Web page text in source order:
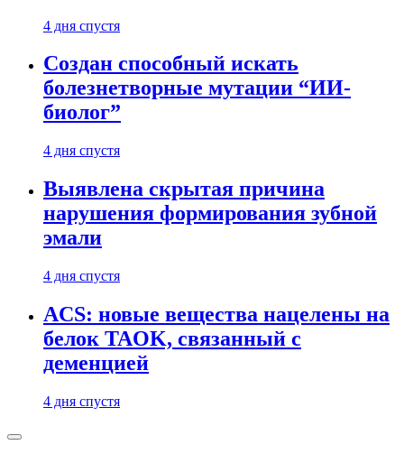
4 дня спустя
Создан способный искать
болезнетворные мутации “ИИ-
биолог”
4 дня спустя
Выявлена скрытая причина
нарушения формирования зубной
эмали
4 дня спустя
ACS: новые вещества нацелены на
белок TAOK, связанный с
деменцией
4 дня спустя